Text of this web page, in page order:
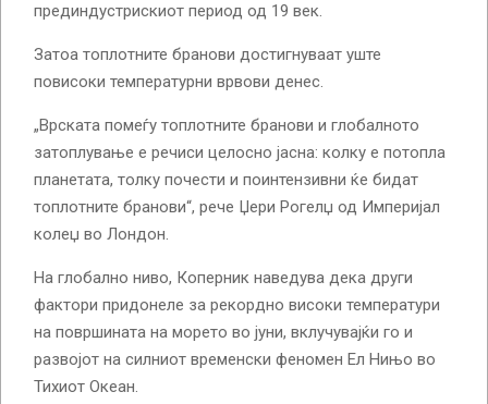
прединдустрискиот период од 19 век.
Затоа топлотните бранови достигнуваат уште
повисоки температурни врвови денес.
„Врската помеѓу топлотните бранови и глобалното
затоплување е речиси целосно јасна: колку е потопла
планетата, толку почести и поинтензивни ќе бидат
топлотните бранови“, рече Џери Рогелџ од Империјал
колеџ во Лондон.
На глобално ниво, Коперник наведува дека други
фактори придонеле за рекордно високи температури
на површината на морето во јуни, вклучувајќи го и
развојот на силниот временски феномен Ел Нињо во
Тихиот Океан.